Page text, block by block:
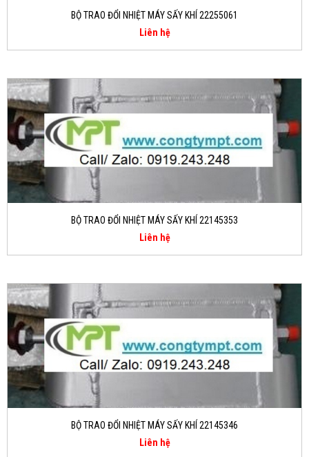
BỘ TRAO ĐỔI NHIỆT MÁY SẤY KHÍ 22255061
Liên hệ
BỘ TRAO ĐỔI NHIỆT MÁY SẤY KHÍ 22145353
Liên hệ
BỘ TRAO ĐỔI NHIỆT MÁY SẤY KHÍ 22145346
Liên hệ